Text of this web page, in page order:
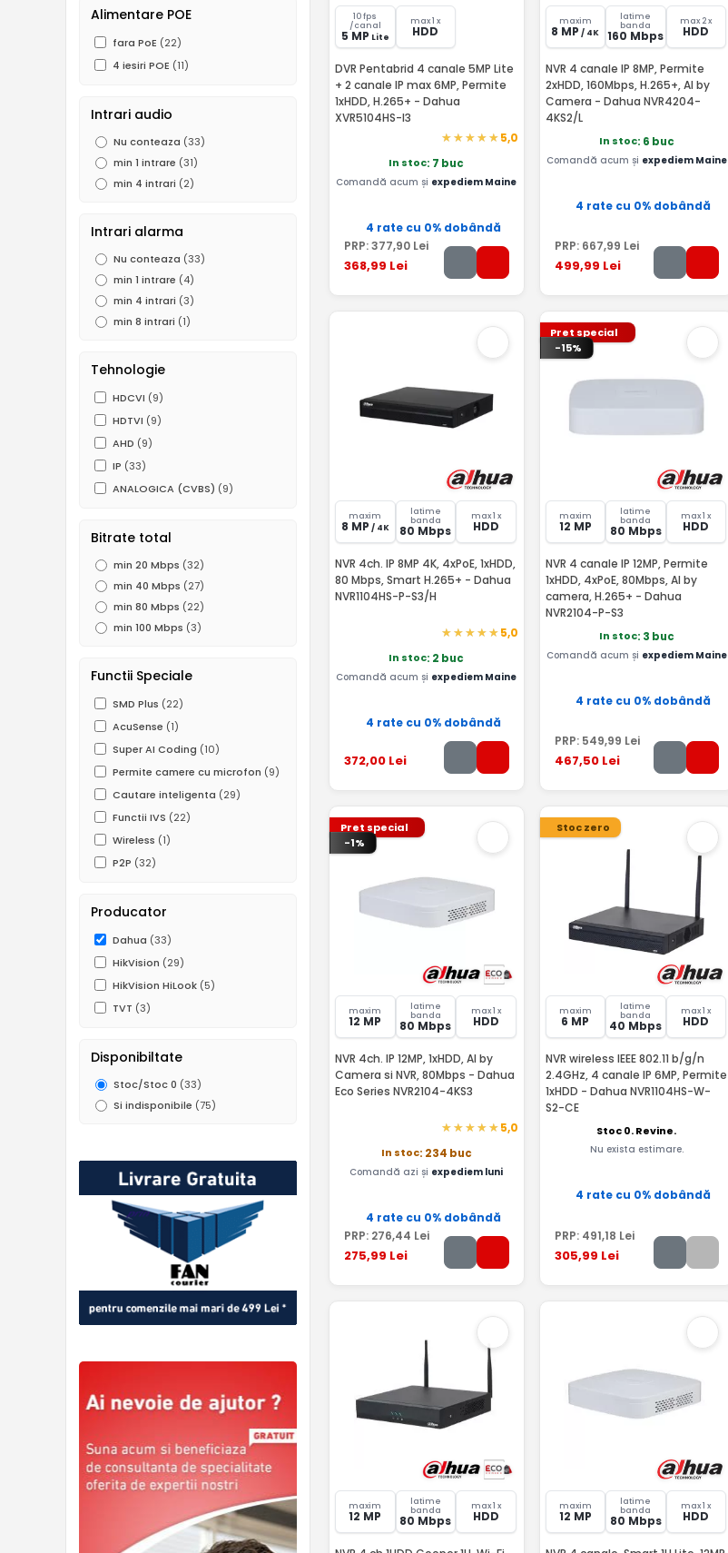
Alimentare POE
fara PoE (22)
4 iesiri POE (11)
Intrari audio
Nu conteaza (33)
min 1 intrare (31)
min 4 intrari (2)
Intrari alarma
Nu conteaza (33)
min 1 intrare (4)
min 4 intrari (3)
min 8 intrari (1)
Tehnologie
HDCVI (9)
HDTVI (9)
AHD (9)
IP (33)
ANALOGICA (CVBS) (9)
Bitrate total
min 20 Mbps (32)
min 40 Mbps (27)
min 80 Mbps (22)
min 100 Mbps (3)
Functii Speciale
SMD Plus (22)
AcuSense (1)
Super AI Coding (10)
Permite camere cu microfon (9)
Cautare inteligenta (29)
Functii IVS (22)
Wireless (1)
P2P (32)
Producator
Dahua (33)
HikVision (29)
HikVision HiLook (5)
TVT (3)
Disponibiltate
Stoc/Stoc 0 (33)
Si indisponibile (75)
10 fps
/canal
5 MP Lite
max 1 x
HDD
DVR Pentabrid 4 canale 5MP Lite
+ 2 canale IP max 6MP, Permite
1xHDD, H.265+ - Dahua
XVR5104HS-I3
5,0
In stoc: 7 buc
Comandă acum și expediem Maine
4 rate cu 0% dobândă
PRP:377,90 Lei
368,99 Lei
maxim
8 MP / 4K
latime
banda
160 Mbps
max 2 x
HDD
NVR 4 canale IP 8MP, Permite
2xHDD, 160Mbps, H.265+, AI by
Camera - Dahua NVR4204-
4KS2/L
In stoc: 6 buc
Comandă acum și expediem Maine
4 rate cu 0% dobândă
PRP: 667,99 Lei
499,99 Lei
maxim
8 MP / 4K
latime
banda
80 Mbps
max 1 x
HDD
NVR 4ch. IP 8MP 4K, 4xPoE, 1xHDD,
80 Mbps, Smart H.265+ - Dahua
NVR1104HS-P-S3/H
5,0
In stoc: 2 buc
Comandă acum și expediem Maine
4 rate cu 0% dobândă
372,00 Lei
Pret special
-15%
maxim
12 MP
latime
banda
80 Mbps
max 1 x
HDD
NVR 4 canale IP 12MP, Permite
1xHDD, 4xPoE, 80Mbps, AI by
camera, H.265+ - Dahua
NVR2104-P-S3
In stoc: 3 buc
Comandă acum și expediem Maine
4 rate cu 0% dobândă
PRP: 549,99 Lei
467,50Lei
Pret special
-1%
maxim
12 MP
latime
banda
80 Mbps
max 1 x
HDD
NVR 4ch. IP 12MP, 1xHDD, AI by
Camera si NVR, 80Mbps - Dahua
Eco Series NVR2104-4KS3
5,0
In stoc: 234 buc
Comandă azi și expediem luni
4 rate cu 0% dobândă
PRP: 276,44 Lei
275,99 Lei
Stoc zero
maxim
6 MP
latime
banda
40 Mbps
max 1 x
HDD
NVR wireless IEEE 802.11 b/g/n
2.4GHz, 4 canale IP 6MP, Permite
1xHDD - Dahua NVR1104HS-W-
S2-CE
Stoc 0. Revine.
Nu exista estimare.
4 rate cu 0% dobândă
PRP: 491,18 Lei
305,99 Lei
maxim
12 MP
latime
banda
80 Mbps
max 1 x
HDD
maxim
12 MP
latime
banda
80 Mbps
max 1 x
HDD